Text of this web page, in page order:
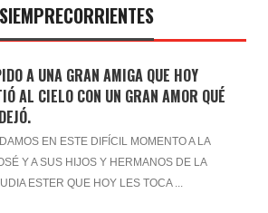
A UNA GRAN AMIGA QUE HOY
AL CIELO CON UN GRAN AMOR QUÉ
EN ESTE DIFÍCIL MOMENTO A LA
Y A SUS HIJOS Y HERMANOS DE LA
ESTER QUE HOY LES TOCA ...